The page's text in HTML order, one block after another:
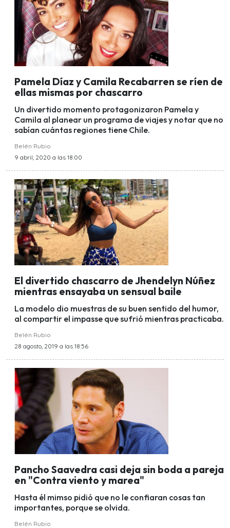
Pamela Díaz y Camila Recabarren se ríen de
ellas mismas por chascarro
Un divertido momento protagonizaron Pamela y
Camila al planear un programa de viajes y notar que no
sabían cuántas regiones tiene Chile.
Belén Rubio
9 abril, 2020 a las 18:00
El divertido chascarro de Jhendelyn Núñez
mientras ensayaba un sensual baile
La modelo dio muestras de su buen sentido del humor,
al compartir el impasse que sufrió mientras practicaba.
Belén Rubio
28 agosto, 2019 a las 18:56
Pancho Saavedra casi deja sin boda a pareja
en "Contra viento y marea"
Hasta él mimso pidió que no le confiaran cosas tan
importantes, porque se olvida.
Belén Rubio